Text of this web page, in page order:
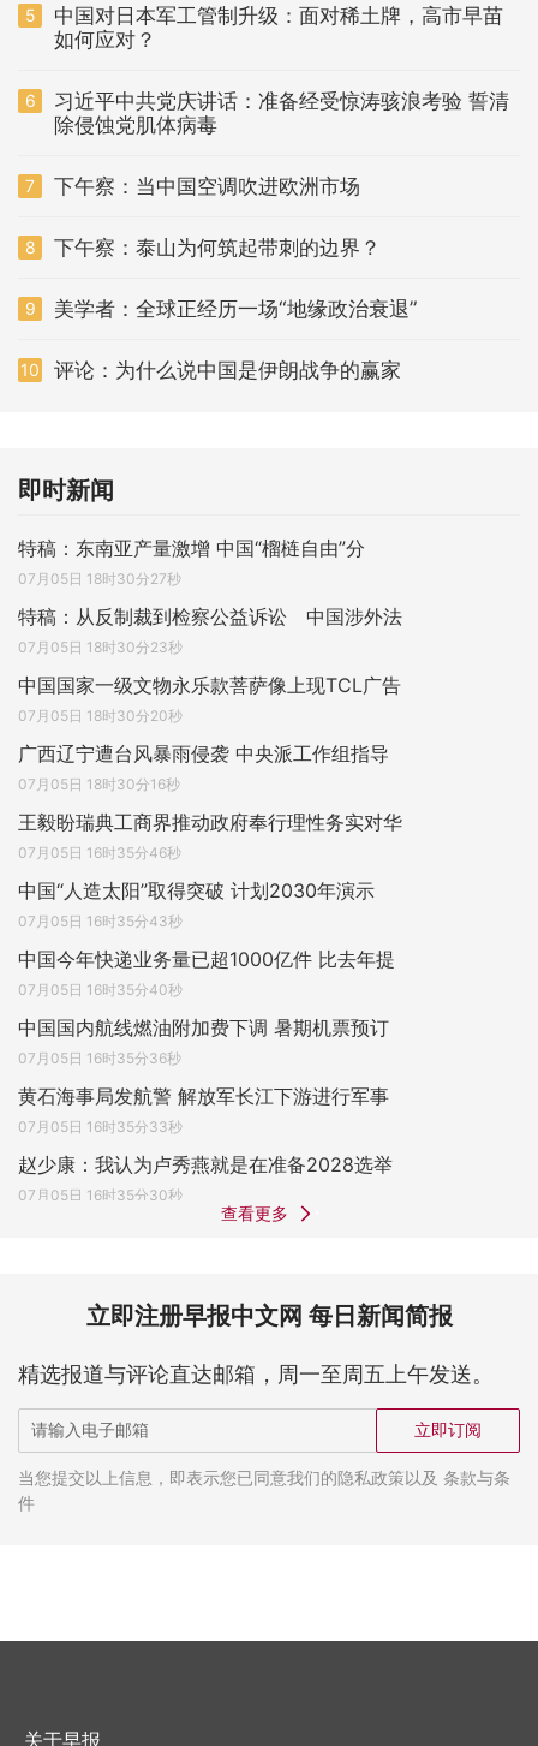
5
中国对日本军工管制升级：面对稀土牌，高市早苗
如何应对？
6
习近平中共党庆讲话：准备经受惊涛骇浪考验 誓清
除侵蚀党肌体病毒
7 下午察：当中国空调吹进欧洲市场
8 下午察：泰山为何筑起带刺的边界？
9 美学者：全球正经历一场“地缘政治衰退”
10 评论：为什么说中国是伊朗战争的赢家
即时新闻
特稿：东南亚产量激增 中国“榴梿自由”分
07月05日 18时30分27秒
特稿：从反制裁到检察公益诉讼 中国涉外法
07月05日 18时30分23秒
中国国家一级文物永乐款菩萨像上现TCL广告
07月05日 18时30分20秒
广西辽宁遭台风暴雨侵袭 中央派工作组指导
07月05日 18时30分16秒
王毅盼瑞典工商界推动政府奉行理性务实对华
07月05日 16时35分46秒
中国“人造太阳”取得突破 计划2030年演示
07月05日 16时35分43秒
中国今年快递业务量已超1000亿件 比去年提
07月05日 16时35分40秒
中国国内航线燃油附加费下调 暑期机票预订
07月05日 16时35分36秒
黄石海事局发航警 解放军长江下游进行军事
07月05日 16时35分33秒
赵少康：我认为卢秀燕就是在准备2028选举
07月05日 16时35分30秒
查看更多
立即注册早报中文网 每日新闻简报
精选报道与评论直达邮箱，周一至周五上午发送。
立即订阅
当您提交以上信息，即表示您已同意我们的隐私政策以及 条款与条
件
关于早报